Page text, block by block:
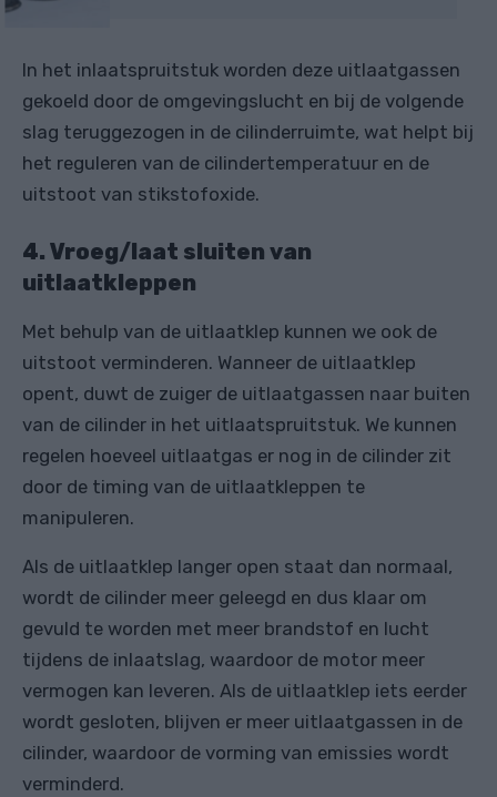
In het inlaatspruitstuk worden deze uitlaatgassen
gekoeld door de omgevingslucht en bij de volgende
slag teruggezogen in de cilinderruimte, wat helpt bij
het reguleren van de cilindertemperatuur en de
uitstoot van stikstofoxide.
4. Vroeg/laat sluiten van
uitlaatkleppen
Met behulp van de uitlaatklep kunnen we ook de
uitstoot verminderen. Wanneer de uitlaatklep
opent, duwt de zuiger de uitlaatgassen naar buiten
van de cilinder in het uitlaatspruitstuk. We kunnen
regelen hoeveel uitlaatgas er nog in de cilinder zit
door de timing van de uitlaatkleppen te
manipuleren.
Als de uitlaatklep langer open staat dan normaal,
wordt de cilinder meer geleegd en dus klaar om
gevuld te worden met meer brandstof en lucht
tijdens de inlaatslag, waardoor de motor meer
vermogen kan leveren. Als de uitlaatklep iets eerder
wordt gesloten, blijven er meer uitlaatgassen in de
cilinder, waardoor de vorming van emissies wordt
verminderd.